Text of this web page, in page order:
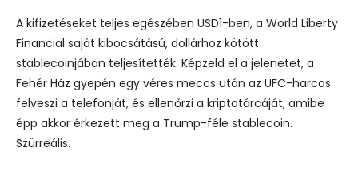
A kifizetéseket teljes egészében USD1-ben, a World Liberty
Financial saját kibocsátású, dollárhoz kötött
stablecoinjában teljesítették. Képzeld el a jelenetet, a
Fehér Ház gyepén egy véres meccs után az UFC-harcos
felveszi a telefonját, és ellenőrzi a kriptotárcáját, amibe
épp akkor érkezett meg a Trump-féle stablecoin.
Szürreális.